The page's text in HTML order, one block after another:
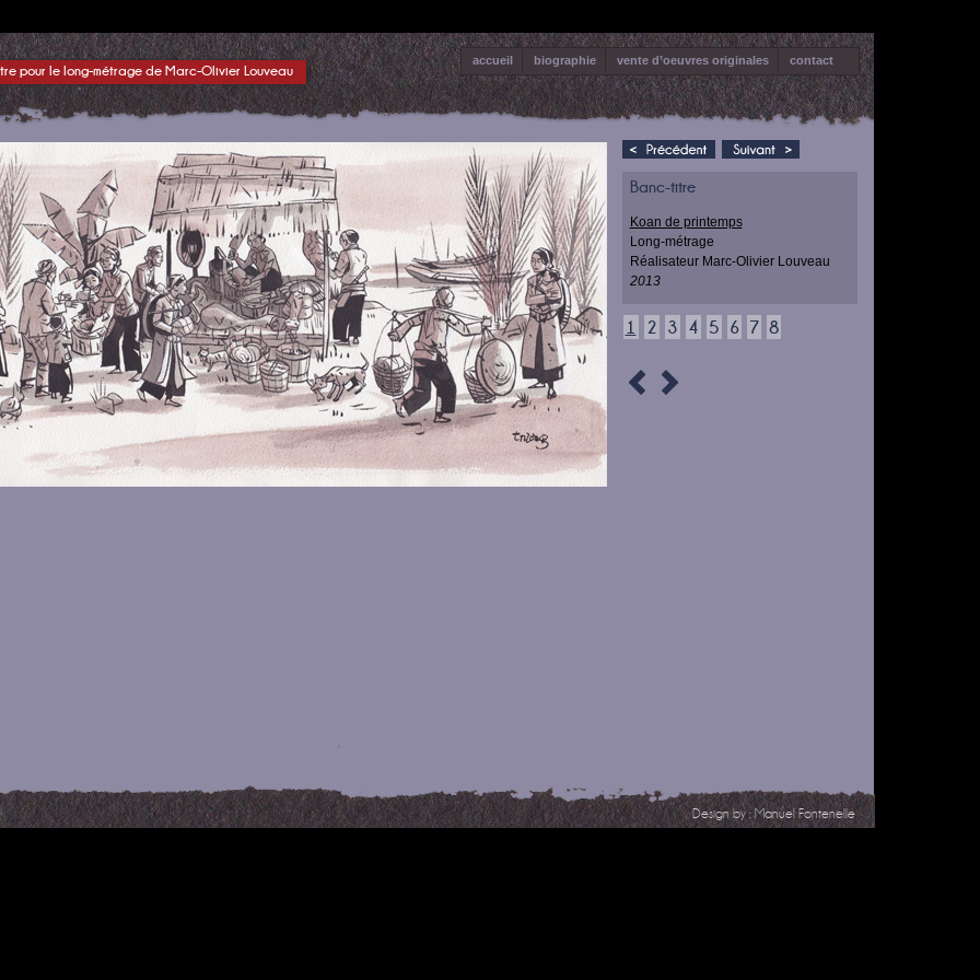
accueil biographie vente d’oeuvres originales contact
pour le long-métrage de Marc-Olivier Louveau
Banc-titre
Koan de printemps
Long-métrage
Réalisateur Marc-Olivier Louveau
2013
1 2 3 4 5 6 7 8
Design by :Manuel Fontenelle